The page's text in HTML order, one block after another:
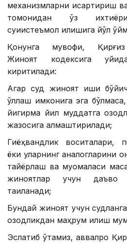
механизмларни қисқартириш
томонидан ўз
суиистеъмол қилишига йўл
Қонунга мувофиқ, Қирғиз
Жиноят кодексига
киритилади:
Агар суд жиноят иши
қўллаш имконига эга
йигирма йил муддатга
жазосига алмаштирилади;
Гиёҳвандлик воситалари,
ёки уларнинг аналогларини
тайёрлаш ва муомаласи
жиноятлар учун даъво
тақиқланади;
Бундай жиноят учун
озодликдан маҳрум қилиш
Эслатиб ўтамиз, аввалроқ